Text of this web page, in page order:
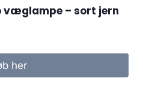
væglampe – sort jern
her